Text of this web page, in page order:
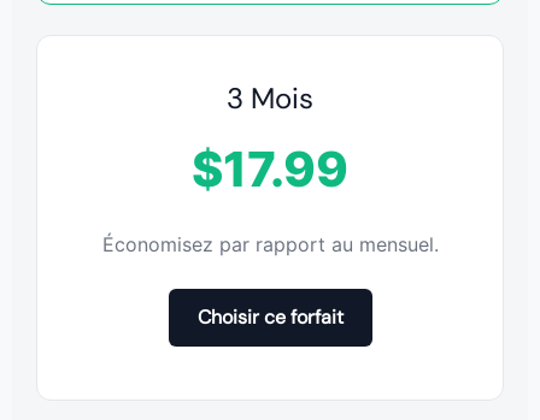
3 Mois
$17.99
Économisez par rapport au mensuel.
Choisir ce forfait